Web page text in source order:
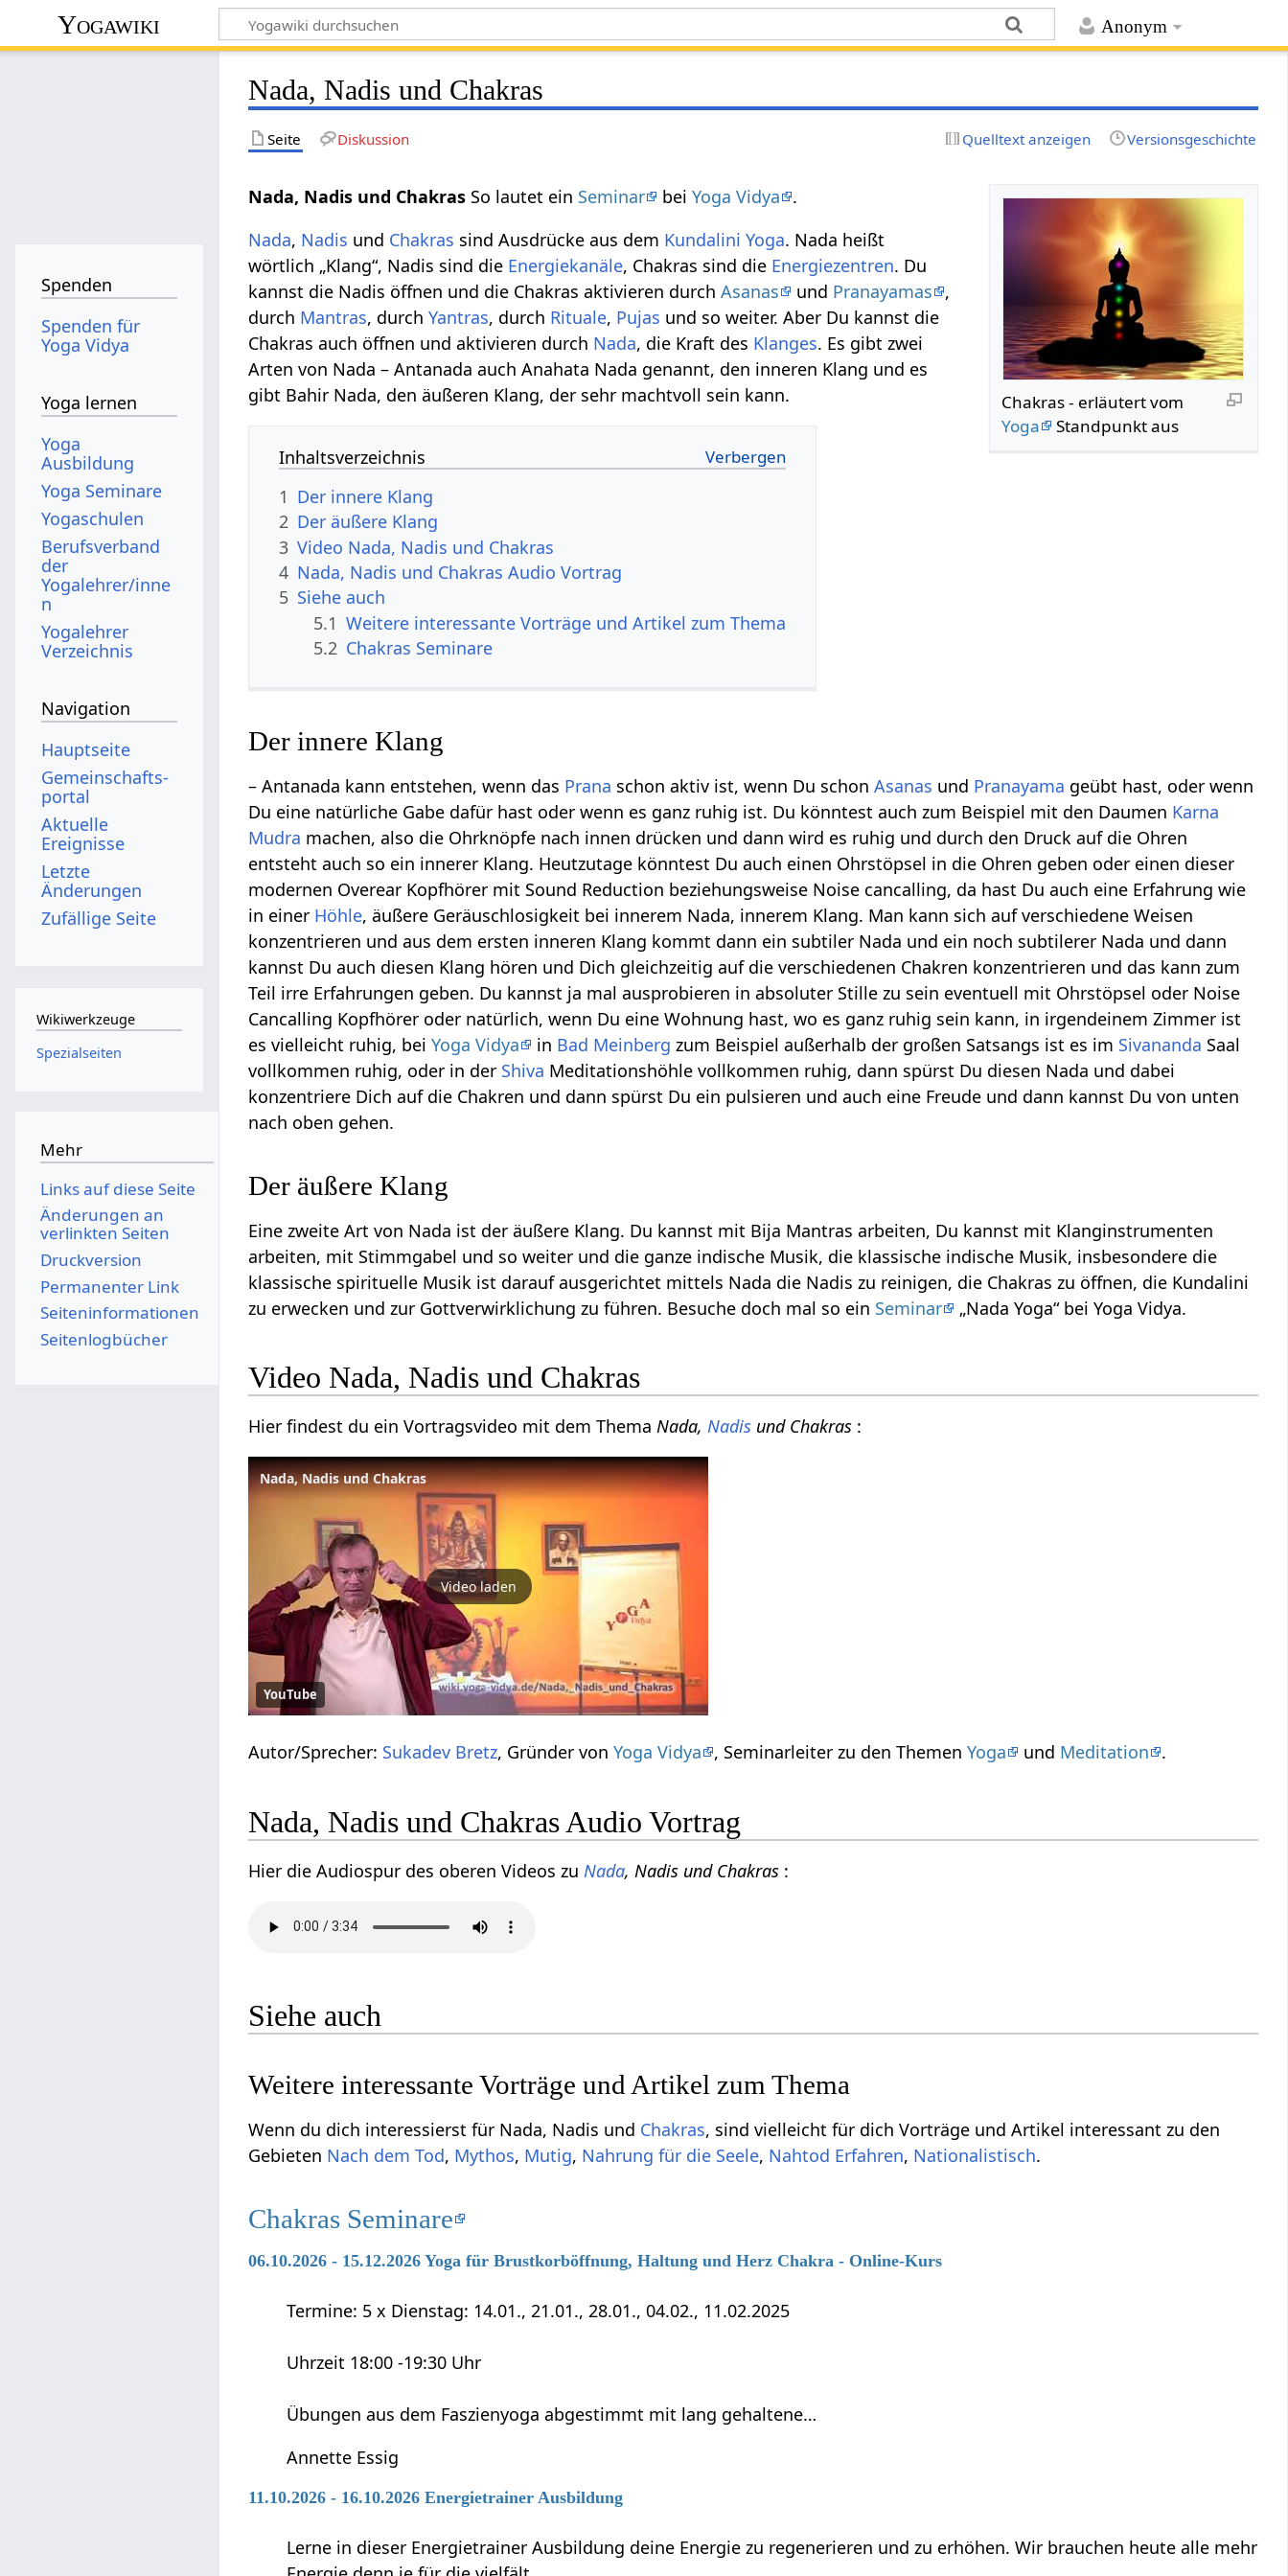
Anonym
Yogawiki
Nada, Nadis und Chakras
Seite Diskussion Quelltext anzeigen Versionsgeschichte
Chakras - erläutert vom
Yoga
Standpunkt aus
Nada, Nadis und Chakras So lautet ein Seminar beiYoga Vidya
.
Nada, Nadis und Chakras sind Ausdrücke aus dem Kundalini Yoga. Nada heißt
wörtlich „Klang“, Nadis sind die Energiekanäle, Chakras sind die Energiezentren. Du
kannst die Nadis öffnen und die Chakras aktivieren durchAsanas und Pranayamas
,
durch Mantras, durchYantras, durch Rituale, Pujas und so weiter. Aber Du kannst die
Chakras auch öffnen und aktivieren durch Nada, die Kraft des Klanges. Es gibt zwei
Arten von Nada – Antanada auch Anahata Nada genannt, den inneren Klang und es
gibt Bahir Nada, den äußeren Klang, der sehr machtvoll sein kann.
Inhaltsverzeichnis
1 Der innere Klang
2 Der äußere Klang
3 Video Nada, Nadis und Chakras
4 Nada, Nadis und Chakras Audio Vortrag
5 Siehe auch
5.1 Weitere interessante Vorträge und Artikel zum Thema
5.2 Chakras Seminare
Der innere Klang
– Antanada kann entstehen, wenn das Prana schon aktiv ist, wenn Du schonAsanas und Pranayama geübt hast, oder wenn
Du eine natürliche Gabe dafür hast oder wenn es ganz ruhig ist. Du könntest auch zum Beispiel mit den Daumen Karna
Mudra machen, also die Ohrknöpfe nach innen drücken und dann wird es ruhig und durch den Druck auf die Ohren
entsteht auch so ein innerer Klang. Heutzutage könntest Du auch einen Ohrstöpsel in die Ohren geben oder einen dieser
modernen Overear Kopfhörer mit Sound Reduction beziehungsweise Noise cancalling, da hast Du auch eine Erfahrung wie
in einer Höhle, äußere Geräuschlosigkeit bei innerem Nada, innerem Klang. Man kann sich auf verschiedene Weisen
konzentrieren und aus dem ersten inneren Klang kommt dann ein subtiler Nada und ein noch subtilerer Nada und dann
kannst Du auch diesen Klang hören und Dich gleichzeitig auf die verschiedenen Chakren konzentrieren und das kann zum
Teil irre Erfahrungen geben. Du kannst ja mal ausprobieren in absoluter Stille zu sein eventuell mit Ohrstöpsel oder Noise
Cancalling Kopfhörer oder natürlich, wenn Du eine Wohnung hast, wo es ganz ruhig sein kann, in irgendeinem Zimmer ist
es vielleicht ruhig, beiYoga Vidya in Bad Meinberg zum Beispiel außerhalb der großen Satsangs ist es im Sivananda Saal
vollkommen ruhig, oder in der Shiva Meditationshöhle vollkommen ruhig, dann spürst Du diesen Nada und dabei
konzentriere Dich auf die Chakren und dann spürst Du ein pulsieren und auch eine Freude und dann kannst Du von unten
nach oben gehen.
Der äußere Klang
Eine zweite Art von Nada ist der äußere Klang. Du kannst mit Bija Mantras arbeiten, Du kannst mit Klanginstrumenten
arbeiten, mit Stimmgabel und so weiter und die ganze indische Musik, die klassische indische Musik, insbesondere die
klassische spirituelle Musik ist darauf ausgerichtet mittels Nada die Nadis zu reinigen, die Chakras zu öffnen, die Kundalini
zu erwecken und zur Gottverwirklichung zu führen. Besuche doch mal so ein Seminar „Nada Yoga“ bei Yoga Vidya.
Video Nada, Nadis und Chakras
Hier findest du ein Vortragsvideo mit dem ThemaNada,Nadis und Chakras :
Nada, Nadis und Chakras
Video laden
YouTube
Autor/Sprecher: Sukadev Bretz, Gründer vonYoga Vidya , Seminarleiter zu den ThemenYoga und Meditation .
Nada, Nadis und Chakras Audio Vortrag
Hier die Audiospur des oberen Videos zu Nada, Nadis und Chakras :
Siehe auch
Weitere interessante Vorträge und Artikel zum Thema
Wenn du dich interessierst für Nada, Nadis und Chakras, sind vielleicht für dich Vorträge und Artikel interessant zu den
Gebieten Nach dem Tod, Mythos, Mutig, Nahrung für die Seele, Nahtod Erfahren, Nationalistisch.
Chakras Seminare
06.10.2026 - 15.12.2026 Yoga für Brustkorböffnung, Haltung und Herz Chakra - Online-Kurs
Termine: 5 x Dienstag: 14.01., 21.01., 28.01., 04.02., 11.02.2025
Uhrzeit 18:00 -19:30 Uhr
Übungen aus dem Faszienyoga abgestimmt mit lang gehaltene…
Annette Essig
11.10.2026 - 16.10.2026 Energietrainer Ausbildung
Lerne in dieser Energietrainer Ausbildung deine Energie zu regenerieren und zu erhöhen. Wir brauchen heute alle mehr
Spenden
Spenden für
Yoga Vidya
Yoga lernen
Yoga
Ausbildung
Yoga Seminare
Yogaschulen
Berufsverband
der
Yogalehrer/inne
n
Yogalehrer
Verzeichnis
Navigation
Hauptseite
Gemeinschafts­
portal
Aktuelle
Ereignisse
Letzte
Änderungen
Zufällige Seite
Wikiwerkzeuge
Spezialseiten
Mehr
Links auf diese Seite
Änderungen an
verlinkten Seiten
Druckversion
Permanenter Link
Seiten­­informationen
Seitenlogbücher